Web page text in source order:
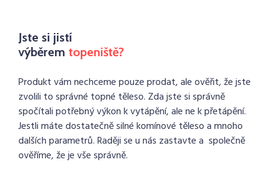
Jste si jistí
výběrem topeniště?
Produkt vám nechceme pouze prodat, ale ověřit, že jste
zvolili to správné topné těleso. Zda jste si správně
spočítali potřebný výkon k vytápění, ale ne k přetápění.
Jestli máte dostatečně silné komínové těleso a mnoho
dalších parametrů. Raději se u nás zastavte a společně
ověříme, že je vše správně.